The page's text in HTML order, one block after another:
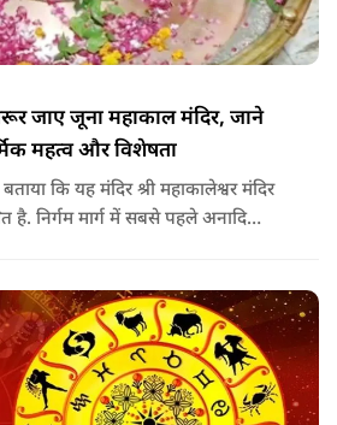
जाए जूना महाकाल मंदिर, जाने
महत्व और विशेषता
कि यह मंदिर श्री महाकालेश्वर मंदिर
है. निर्गम मार्ग में सबसे पहले अनादि